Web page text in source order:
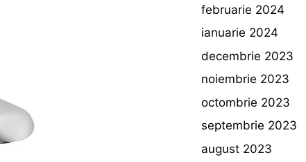
februarie 2024
ianuarie 2024
decembrie 2023
noiembrie 2023
octombrie 2023
septembrie 2023
august 2023